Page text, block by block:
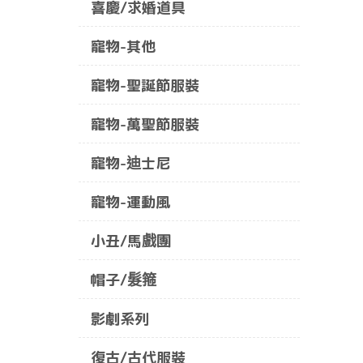
喜慶/求婚道具
寵物-其他
寵物-聖誕節服裝
寵物-萬聖節服裝
寵物-迪士尼
寵物-運動風
小丑/馬戲團
帽子/髮箍
影劇系列
復古/古代服裝